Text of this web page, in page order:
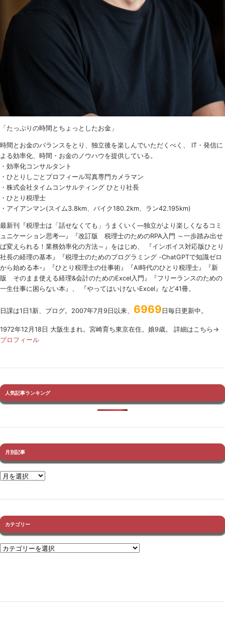
「たっぷりの時間とちょっとしたお金」
時間とお金のバランスをとり、独立後を楽しんでいただくべく、 IT・発信に
よる効率化、時間・お金のノウハウを提供している。
・効率化コンサルタント
・ひとりしごとプロフィール写真専門カメラマン
・株式会社タイムコンサルティング ひとり社長
・ひとり税理士
・アイアンマン(スイム3.8km、バイク180.2km、ラン42.195km)
最新刊『税理士は「話せなくても」うまくいく ―独立がより楽しくなるコミ
ュニケーション思考―』『改訂版 税理士のためのRPA 入門 ～一歩踏み出せ
ば変えられる！業務効率化の方法～』をはじめ、 『インボイス対応版ひとり
社長の経理の基本』『税理士のためのプログラミング -ChatGPTで知識ゼロ
から始める本-』『ひとり税理士の仕事術』『AI時代のひとり税理士』『新
版 そのまま使える経理&会計のためのExcel入門』『フリーランスのための
一生仕事に困らない本』、 『やってはいけないExcel』など41冊。
日課は1日1新、ブログ。2007年7月9日以来、 6969 日毎日更新中。
1972年12月18日 大阪生まれ。宮崎育ち東京在住。娘9歳。 詳細はこちら→
プロフィール
人気記事ランキング
月別記事
カテゴリー